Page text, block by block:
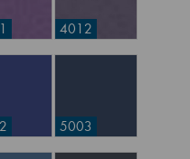
4012
5003